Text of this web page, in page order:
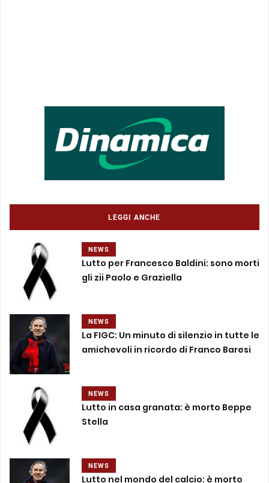
LEGGI ANCHE
NEWS
Lutto per Francesco Baldini: sono morti
gli zii Paolo e Graziella
NEWS
La FIGC: Un minuto di silenzio in tutte le
amichevoli in ricordo di Franco Baresi
NEWS
Lutto in casa granata: è morto Beppe
Stella
NEWS
Lutto nel mondo del calcio: è morto